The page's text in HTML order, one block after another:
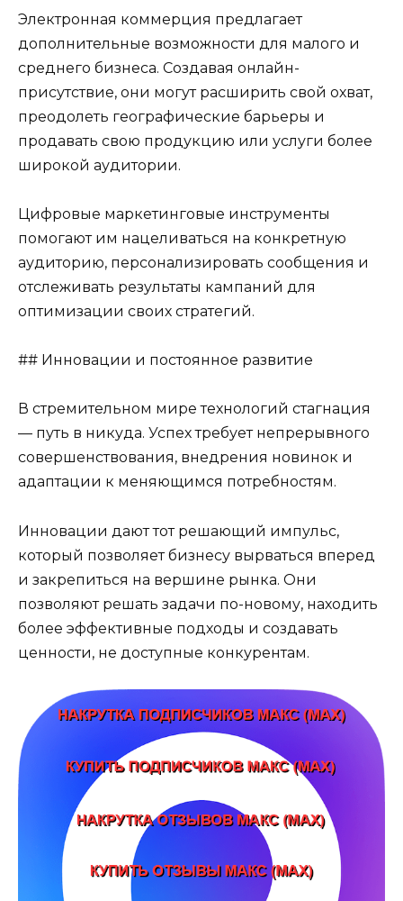
Электронная коммерция предлагает
дополнительные возможности для малого и
среднего бизнеса. Создавая онлайн-
присутствие, они могут расширить свой охват,
преодолеть географические барьеры и
продавать свою продукцию или услуги более
широкой аудитории.
Цифровые маркетинговые инструменты
помогают им нацеливаться на конкретную
аудиторию, персонализировать сообщения и
отслеживать результаты кампаний для
оптимизации своих стратегий.
## Инновации и постоянное развитие
В стремительном мире технологий стагнация
— путь в никуда. Успех требует непрерывного
совершенствования, внедрения новинок и
адаптации к меняющимся потребностям.
Инновации дают тот решающий импульс,
который позволяет бизнесу вырваться вперед
и закрепиться на вершине рынка. Они
позволяют решать задачи по-новому, находить
более эффективные подходы и создавать
ценности, не доступные конкурентам.